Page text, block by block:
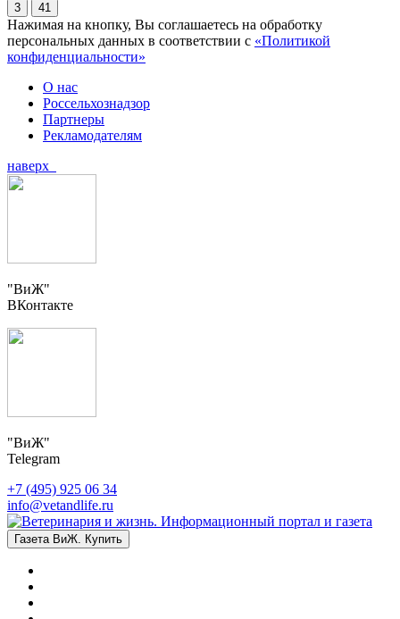
3 41
Нажимая на кнопку, Вы соглашаетесь на обработку
персональных данных в соответствии с «Политикой
конфиденциальности»
О нас
Россельхознадзор
Партнеры
Рекламодателям
наверх
"ВиЖ"
ВКонтакте
"ВиЖ"
Telegram
+7 (495) 925 06 34
info@vetandlife.ru
Газета ВиЖ. Купить